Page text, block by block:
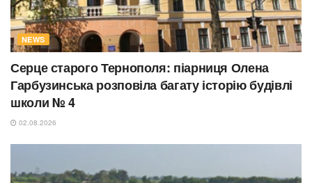
NEWS
Серце старого Тернополя: піарниця Олена
Гарбузинська розповіла багату історію будівлі
школи № 4
02.08.2026